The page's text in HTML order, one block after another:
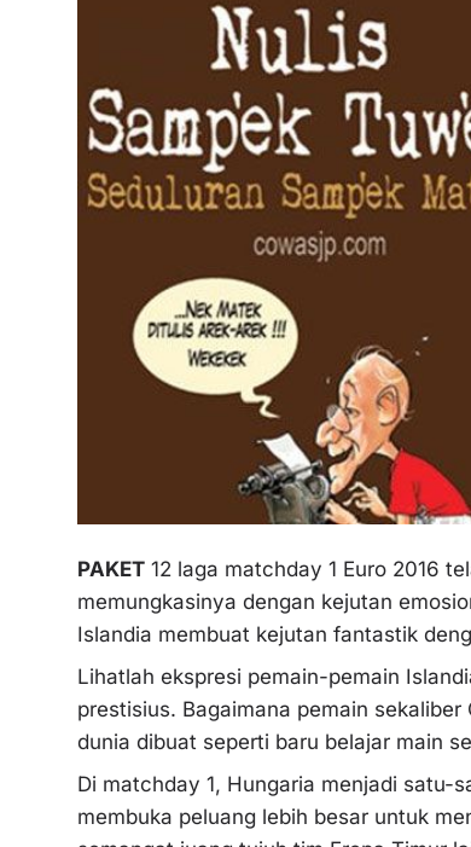
PAKET 12 laga matchday 1 Euro 2016
memungkasinya dengan kejutan
Islandia membuat kejutan fantastik
Lihatlah ekspresi pemain-pemain
prestisius. Bagaimana pemain
dunia dibuat seperti baru belajar main
Di matchday 1, Hungaria menjadi satu-
membuka peluang lebih besar untuk